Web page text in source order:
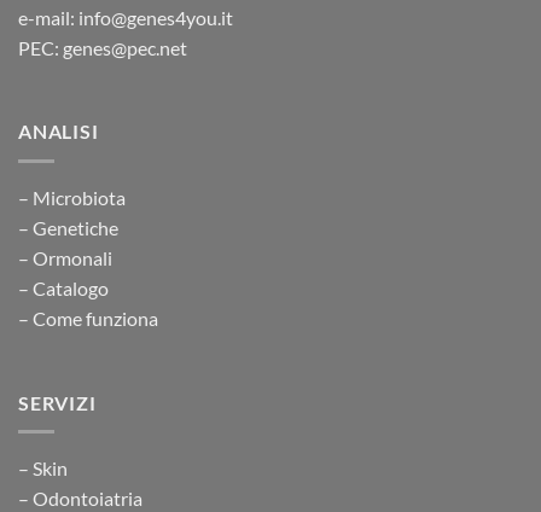
e-mail: info@genes4you.it
PEC: genes@pec.net
ANALISI
– Microbiota
– Genetiche
– Ormonali
– Catalogo
– Come funziona
SERVIZI
– Skin
– Odontoiatria